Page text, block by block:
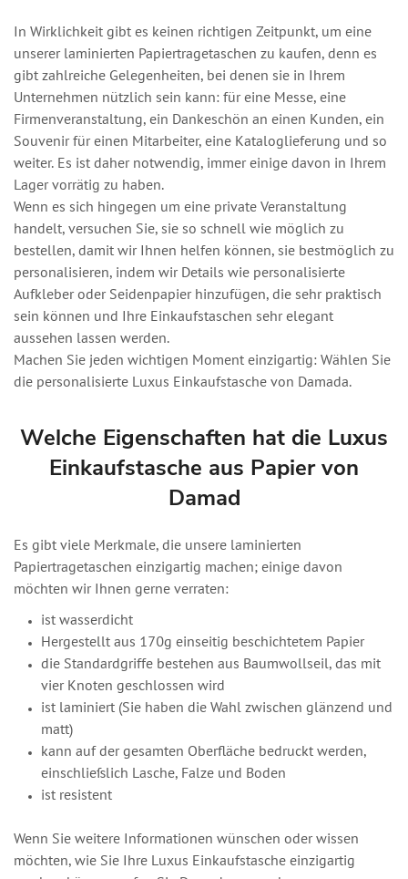
In Wirklichkeit gibt es keinen richtigen Zeitpunkt, um eine
unserer laminierten Papiertragetaschen zu kaufen, denn es
gibt zahlreiche Gelegenheiten, bei denen sie in Ihrem
Unternehmen nützlich sein kann: für eine Messe, eine
Firmenveranstaltung, ein Dankeschön an einen Kunden, ein
Souvenir für einen Mitarbeiter, eine Kataloglieferung und so
weiter. Es ist daher notwendig, immer einige davon in Ihrem
Lager vorrätig zu haben.
Wenn es sich hingegen um eine private Veranstaltung
handelt, versuchen Sie, sie so schnell wie möglich zu
bestellen, damit wir Ihnen helfen können, sie bestmöglich zu
personalisieren, indem wir Details wie personalisierte
Aufkleber oder Seidenpapier hinzufügen, die sehr praktisch
sein können und Ihre Einkaufstaschen sehr elegant
aussehen lassen werden.
Machen Sie jeden wichtigen Moment einzigartig: Wählen Sie
die personalisierte Luxus Einkaufstasche von Damada.
Welche Eigenschaften hat die Luxus
Einkaufstasche aus Papier von
Damad
Es gibt viele Merkmale, die unsere laminierten
Papiertragetaschen einzigartig machen; einige davon
möchten wir Ihnen gerne verraten:
ist wasserdicht
Hergestellt aus 170g einseitig beschichtetem Papier
die Standardgriffe bestehen aus Baumwollseil, das mit
vier Knoten geschlossen wird
ist laminiert (Sie haben die Wahl zwischen glänzend und
matt)
kann auf der gesamten Oberfläche bedruckt werden,
einschließlich Lasche, Falze und Boden
ist resistent
Wenn Sie weitere Informationen wünschen oder wissen
möchten, wie Sie Ihre Luxus Einkaufstasche einzigartig